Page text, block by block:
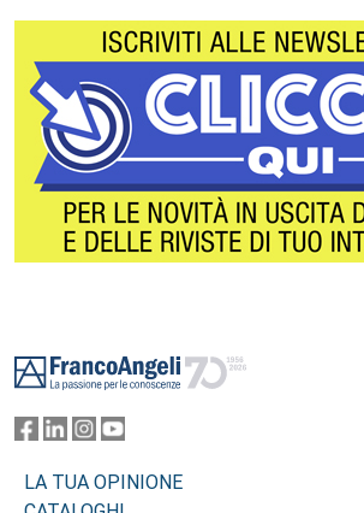
LA TUA OPINIONE